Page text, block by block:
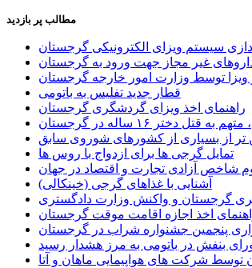
مطالب پر بازدید
سیستم ویزای الکترونیکی گرجستان
غیر مجاز جهت ورود به گرجستان
ویزا توسط وزارت امور خارجه گرجستان
قطار جدید تفلیس به باتومی
راهنمای اخذ ویزای گردشگری گرجستان
دختر ۱۶ ساله در گرجستان
از بسیاری از کشورهای شوروی سابق
تمایل گرجی ها برای ازدواج با روس ها
شاخص آزادی تجارت و اقتصاد در جهان
آشنایی با غذاهای گرجی (خینکالی)
گرجستان و واکنش وزارت دادگستری
اخذ اجازه اقامت موقت گرجستان
پنجمین جشنواره شراب در گرجستان
بنفش در باتومی به مرز هشدار رسید
توسط شرکت های هواپیمایی ماهان و آتا